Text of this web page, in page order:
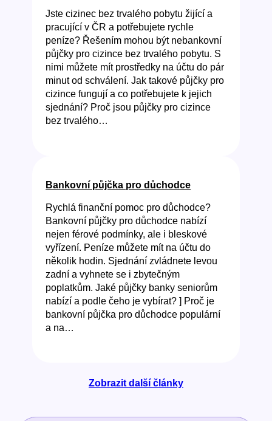
Jste cizinec bez trvalého pobytu žijící a
pracující v ČR a potřebujete rychle
peníze? Řešením mohou být nebankovní
půjčky pro cizince bez trvalého pobytu. S
nimi můžete mít prostředky na účtu do pár
minut od schválení. Jak takové půjčky pro
cizince fungují a co potřebujete k jejich
sjednání? Proč jsou půjčky pro cizince
bez trvalého…
Bankovní půjčka pro důchodce
Rychlá finanční pomoc pro důchodce?
Bankovní půjčky pro důchodce nabízí
nejen férové podmínky, ale i bleskové
vyřízení. Peníze můžete mít na účtu do
několik hodin. Sjednání zvládnete levou
zadní a vyhnete se i zbytečným
poplatkům. Jaké půjčky banky seniorům
nabízí a podle čeho je vybírat? ] Proč je
bankovní půjčka pro důchodce populární
a na…
Zobrazit další články